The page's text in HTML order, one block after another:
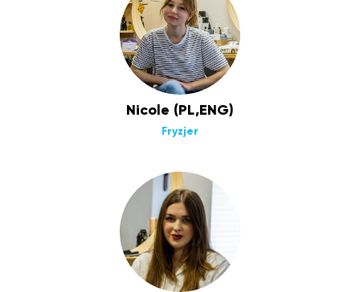
Nicole (PL,ENG)
Fryzjer